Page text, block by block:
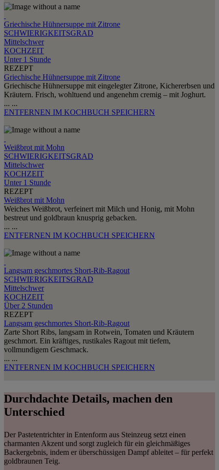
Griechische Hühnersuppe mit Zitrone
SCHWIERIGKEITSGRAD
Mittelschwer
KOCHZEIT
Unter 1 Stunde
REZEPT
Griechische Hühnersuppe mit Zitrone
Griechische Hühnersuppe mit eingelegter Zitrone, Kichererbsen und
Kräutern. Frisch, wohltuend und angenehm cremig – mit Joghurt.
... ...
ENTFERNEN IM KOCHBUCH SPEICHERN
Weißbrot mit Mohn
SCHWIERIGKEITSGRAD
Mittelschwer
KOCHZEIT
Unter 1 Stunde
REZEPT
Weißbrot mit Mohn
Weiches Weißbrot, verfeinert mit Milch und Honig, mit Mohn
bestreut und goldbraun knusprig gebacken.
... ...
ENTFERNEN IM KOCHBUCH SPEICHERN
Langsam geschmortes Short-Rib-Ragout
SCHWIERIGKEITSGRAD
Mittelschwer
KOCHZEIT
Über 2 Stunden
REZEPT
Langsam geschmortes Short-Rib-Ragout
Zarte Short Ribs, langsam in Rotwein, Tomaten und Kräutern
geschmort. Ein kräftiges, rustikales Ragout mit tiefem,
vollmundigem Geschmack.
... ...
ENTFERNEN IM KOCHBUCH SPEICHERN
Durchdachte Details, machen den
Unterschied
Der Pastetentrichter in Entenform aus Steinzeug setzt einen
charmanten Akzent und sorgt zugleich für ein gleichmäßiges
Backergebnis, indem er überschüssigen Dampf ableitet – für perfekt
goldbraunen Teig.